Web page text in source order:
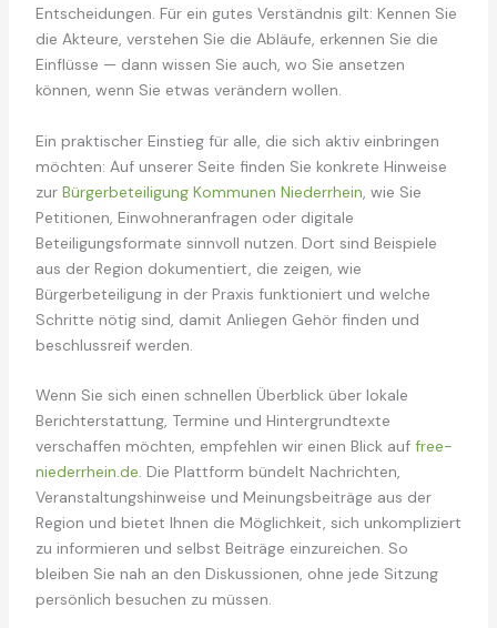
Entscheidungen. Für ein gutes Verständnis gilt: Kennen Sie
die Akteure, verstehen Sie die Abläufe, erkennen Sie die
Einflüsse — dann wissen Sie auch, wo Sie ansetzen
können, wenn Sie etwas verändern wollen.
Ein praktischer Einstieg für alle, die sich aktiv einbringen
möchten: Auf unserer Seite finden Sie konkrete Hinweise
zur Bürgerbeteiligung Kommunen Niederrhein, wie Sie
Petitionen, Einwohneranfragen oder digitale
Beteiligungsformate sinnvoll nutzen. Dort sind Beispiele
aus der Region dokumentiert, die zeigen, wie
Bürgerbeteiligung in der Praxis funktioniert und welche
Schritte nötig sind, damit Anliegen Gehör finden und
beschlussreif werden.
Wenn Sie sich einen schnellen Überblick über lokale
Berichterstattung, Termine und Hintergrundtexte
verschaffen möchten, empfehlen wir einen Blick auf free-
niederrhein.de. Die Plattform bündelt Nachrichten,
Veranstaltungshinweise und Meinungsbeiträge aus der
Region und bietet Ihnen die Möglichkeit, sich unkompliziert
zu informieren und selbst Beiträge einzureichen. So
bleiben Sie nah an den Diskussionen, ohne jede Sitzung
persönlich besuchen zu müssen.